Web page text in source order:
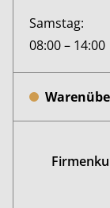
Samstag:
08:00 – 14:00